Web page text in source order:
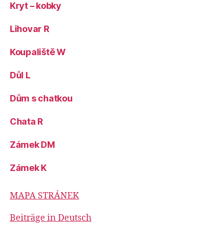
Kryt – kobky
Lihovar R
Koupaliště W
Důl L
Dům s chatkou
Chata R
Zámek DM
Zámek K
MAPA STRÁNEK
Beiträge in Deutsch